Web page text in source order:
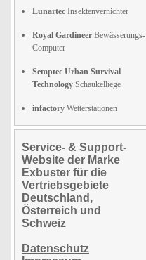
Lunartec Insektenvernichter
Royal Gardineer Bewässerungs-
Computer
Semptec Urban Survival
Technology Schaukelliege
infactory Wetterstationen
Service- & Support-
Website der Marke
Exbuster für die
Vertriebsgebiete
Deutschland,
Österreich und
Schweiz
Datenschutz